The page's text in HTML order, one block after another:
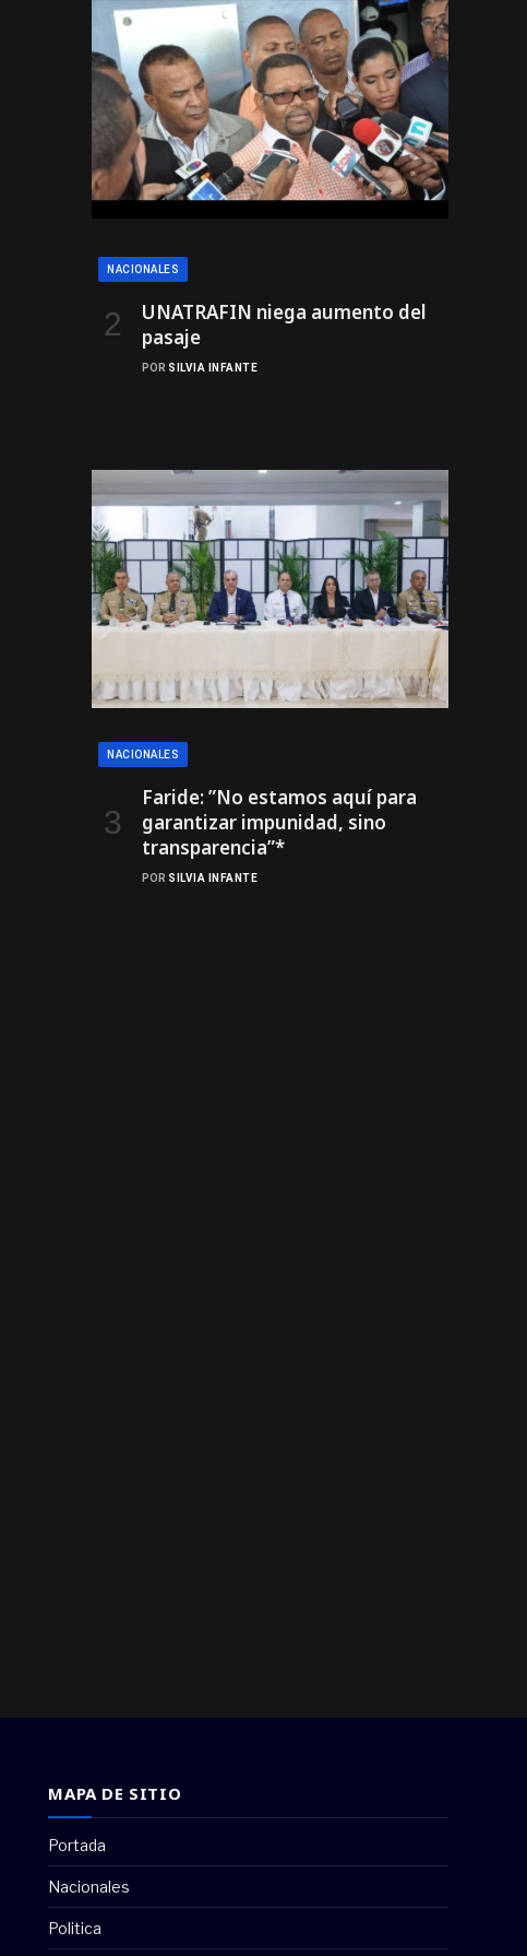
NACIONALES
UNATRAFIN niega aumento del
pasaje
POR SILVIA INFANTE
NACIONALES
Faride: ”No estamos aquí para
garantizar impunidad, sino
transparencia”*
POR SILVIA INFANTE
MAPA DE SITIO
Portada
Nacionales
Politica